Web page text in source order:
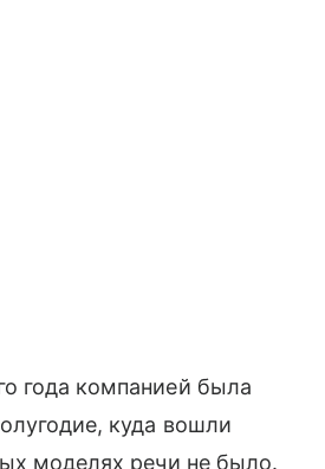
года компанией была
куда вошли
моделях речи не было.